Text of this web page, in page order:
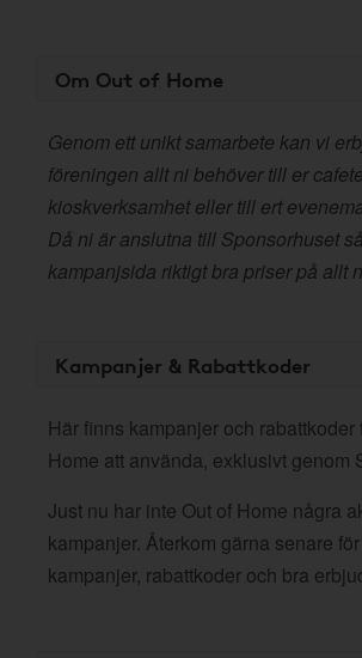
Om Out of Home
Genom ett unikt samarbete kan vi
föreningen allt ni behöver till er
kioskverksamhet eller till ert
Då ni är anslutna till Sponsorhuset
kampanjsida riktigt bra priser på allt
Kampanjer & Rabattkoder
Här finns kampanjer och rabattkoder
Home att använda, exklusivt genom
Just nu har inte Out of Home några
kampanjer. Återkom gärna senare
kampanjer, rabattkoder och bra